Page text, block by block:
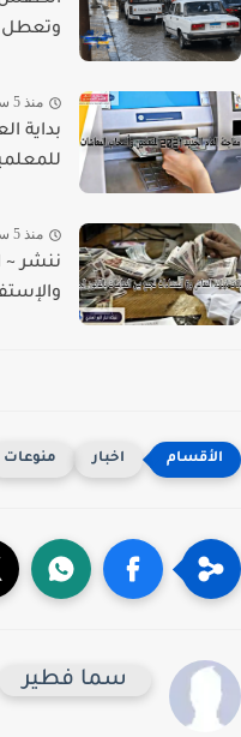
وتعطل
منذ 5 سنة
منذ 5 سنة
ننشر ~
والإستفادة
اخبار منوعات
سما فطير